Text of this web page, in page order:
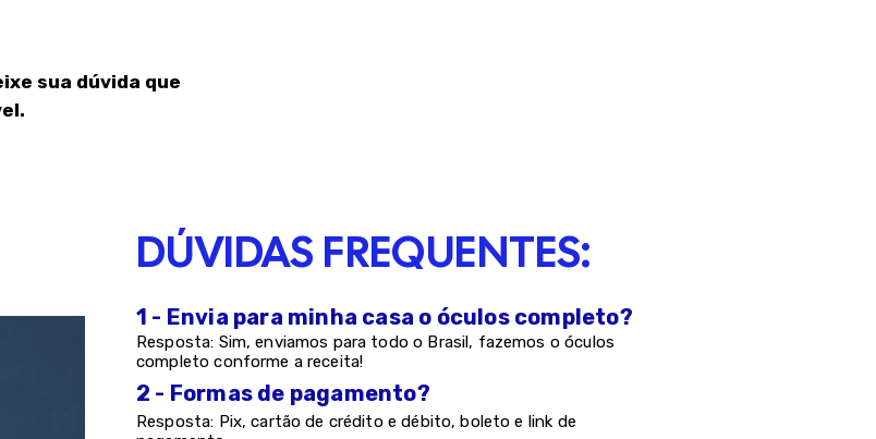
sua dúvida que
DÚVIDAS FREQUENTES:
1 - Envia para minha casa o óculos completo?
Resposta: Sim, enviamos para todo o Brasil, fazemos o óculos
completo conforme a receita!
2 - Formas de pagamento?
Resposta: Pix, cartão de crédito e débito, boleto e link de